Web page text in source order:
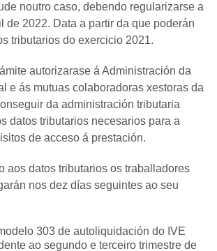
noutro caso, debendo regularizarse a
de 2022. Data a partir da que poderán
tributarios do exercicio 2021.
autorizarase á Administración da
e ás mutuas colaboradoras xestoras da
da administración tributaria
datos tributarios necesarios para a
de acceso á prestación.
aos datos tributarios os traballadores
nos dez días seguintes ao seu
303 de autoliquidación do IVE
ao segundo e terceiro trimestre de